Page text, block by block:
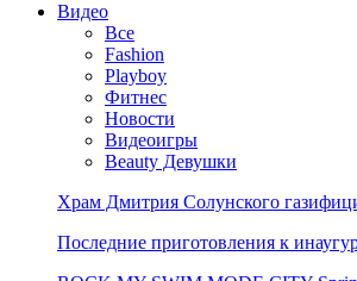
Видео
Все
Fashion
Playboy
Фитнес
Новости
Видеоигры
Beauty Девушки
Храм Дмитрия Солунского
Последние приготовления к